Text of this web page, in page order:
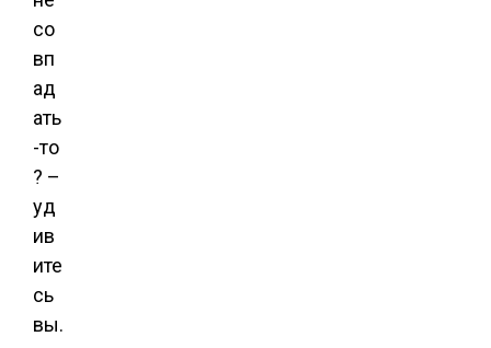
со
вп
ад
ать
-то
? –
уд
ив
ите
сь
вы.